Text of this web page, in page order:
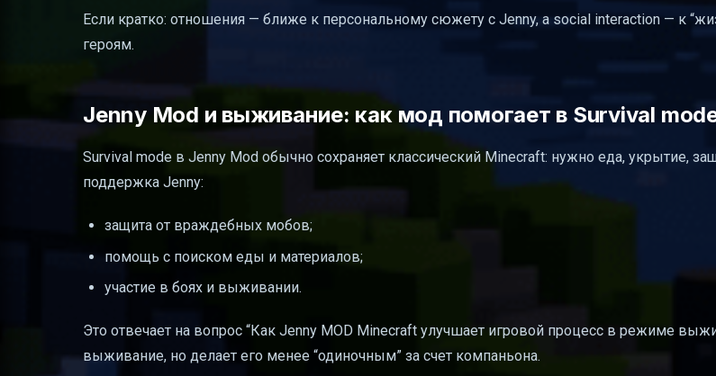
Если кратко: отношения — ближе к персональному сюжету с Jenny, а social interaction — к
героям.
Jenny Mod и выживание: как мод помогает в Survival
Survival mode в Jenny Mod обычно сохраняет классический Minecraft: нужно еда, укрытие,
поддержка Jenny:
защита от враждебных мобов;
помощь с поиском еды и материалов;
участие в боях и выживании.
Это отвечает на вопрос “Как Jenny MOD Minecraft улучшает игровой процесс в режиме
выживание, но делает его менее “одиночным” за счет компаньона.